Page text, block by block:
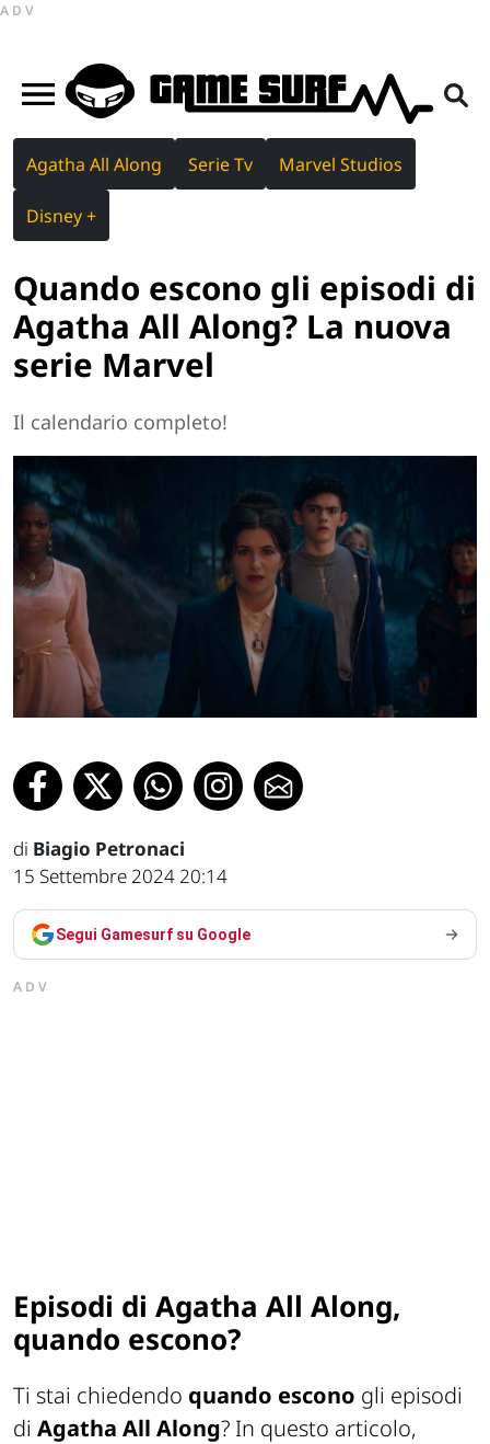
ADV
Agatha All Along Serie Tv Marvel Studios
Disney +
Quando escono gli episodi di
Agatha All Along? La nuova
serie Marvel
Il calendario completo!
di Biagio Petronaci
15 Settembre 2024 20:14
Segui Gamesurf su Google
ADV
Episodi di Agatha All Along,
quando escono?
Ti stai chiedendo quando escono gli episodi
di Agatha All Along? In questo articolo,